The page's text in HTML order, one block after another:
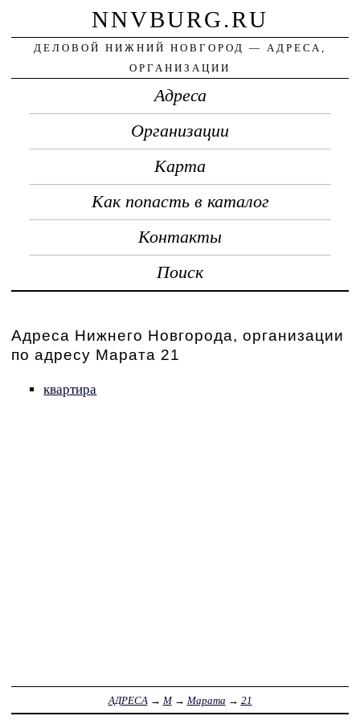
NNVBURG.RU
ДЕЛОВОЙ НИЖНИЙ НОВГОРОД — АДРЕСА,
ОРГАНИЗАЦИИ
Адреса
Организации
Карта
Как попасть в каталог
Контакты
Поиск
Адреса Нижнего Новгорода, организации
по адресу Марата 21
квартира
АДРЕСА → М→ Марата → 21